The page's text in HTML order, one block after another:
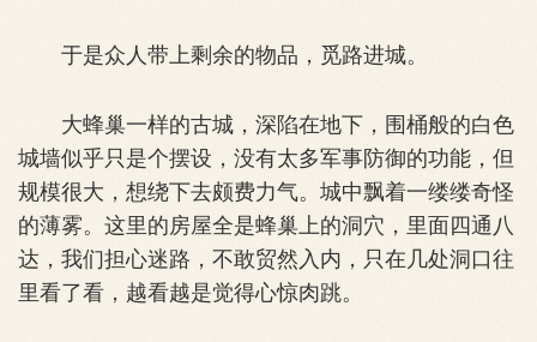
于是众人带上剩余的物品，觅路进城。
大蜂巢一样的古城，深陷在地下，围桶般的白色
城墙似乎只是个摆设，没有太多军事防御的功能，但
规模很大，想绕下去颇费力气。城中飘着一缕缕奇怪
的薄雾。这里的房屋全是蜂巢上的洞穴，里面四通八
达，我们担心迷路，不敢贸然入内，只在几处洞口往
里看了看，越看越是觉得心惊肉跳。